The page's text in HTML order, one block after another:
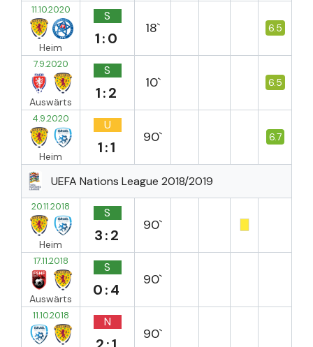
11.10.2020
Heim
S
1:0
18` 6.5
7.9.2020
Auswärts
S
1:2
10` 6.5
4.9.2020
Heim
U
1:1
90` 6.7
UEFA Nations League 2018/2019
20.11.2018
Heim
S
3:2
90`
17.11.2018
Auswärts
S
0:4
90`
11.10.2018 N
90`